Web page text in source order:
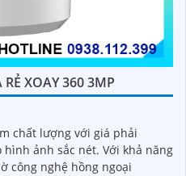
XOAY 360 3MP
chất lượng với giá phải
hình ảnh sắc nét. Với khả năng
công nghệ hồng ngoại